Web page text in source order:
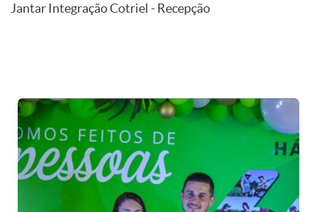
Jantar Integração Cotriel - Recepção